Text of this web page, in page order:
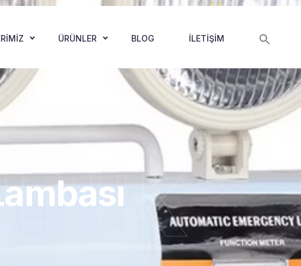
ÜRÜNLER BLOG İLETIŞIM